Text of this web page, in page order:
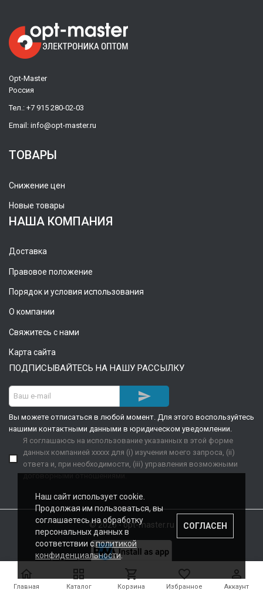
Opt-Master
Россия
Тел.: +7 915 280-02-03
Email: info@opt-master.ru
ТОВАРЫ
Снижение цен
Новые товары
НАША КОМПАНИЯ
Доставка
Правовое положение
Порядок и условия использования
О компании
Свяжитесь с нами
Карта сайта
ПОДПИСЫВАЙТЕСЬ НА НАШУ РАССЫЛКУ

Вы можете отписаться в любой момент. Для этого воспользуйтесь
нашими контактными данными в юридическом уведомлении.
Я соглашаюсь на использование указанных в этой форме
данных компанией xxxxx для (i) изучения моего запроса, (ii)
ответа и, при необходимости, (iii) управления возможными
договорными отношениями.
© 2026 - opt-master.ru

Главная

Каталог

Корзина

Избранное

Аккаунт
Наш сайт использует cookie.
Продолжая им пользоваться, вы
соглашаетесь на обработку
персональных данных в
соответствии сполитикой
конфиденциальности.
СОГЛАСЕН